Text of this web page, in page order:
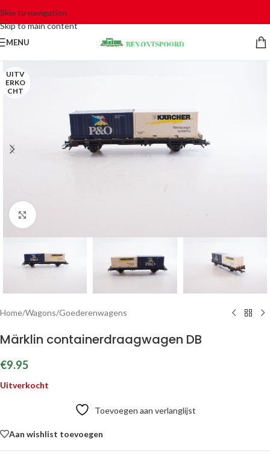
Skip to navigation
Skip to main content
MENU
UITV
ERKO
CHT
Click to enlarge
Home/Wagons/Goederenwagens
Märklin containerdraagwagen DB
€9.95
Uitverkocht
Toevoegen aan verlanglijst
Aan wishlist toevoegen